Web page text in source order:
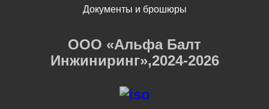
Документы и брошюры
ООО «Альфа Балт
Инжиниринг»,2024-2026